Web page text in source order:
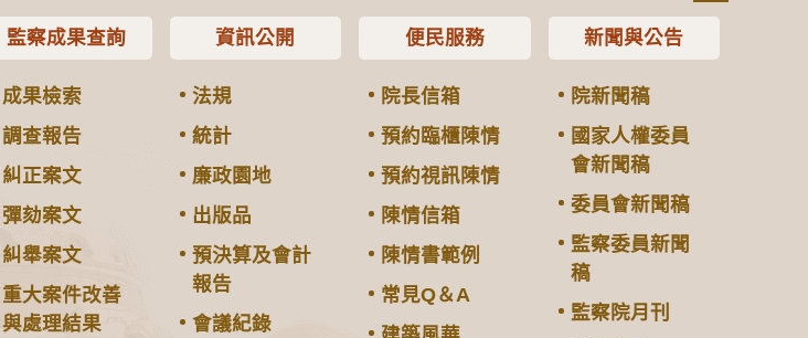
監察成果查詢
成果檢索
調查報告
糾正案文
彈劾案文
糾舉案文
重大案件改善
與處理結果
資訊公開
法規
統計
廉政園地
出版品
預決算及會計
報告
會議紀錄
便民服務
院長信箱
預約臨櫃陳情
預約視訊陳情
陳情信箱
陳情書範例
常見Q＆A
新聞與公告
院新聞稿
國家人權委員
會新聞稿
委員會新聞稿
監察委員新聞
稿
監察院月刊